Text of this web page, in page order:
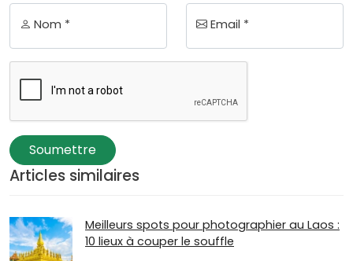
Nom * Email *
Soumettre
Articles similaires
Meilleurs spots pour photographier au Laos :
10 lieux à couper le souffle